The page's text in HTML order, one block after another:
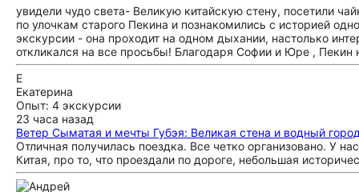
увидели чудо света- Великую китайскую стену, посетили
по улочкам старого Пекина и познакомились с историей
экскурсии - она проходит на одном дыхании, настолько
откликался на все просьбы! Благодаря Софии и Юре ,
Е
Екатерина
Опыт: 4 экскурсии
23 часа назад
Ветер Сыматая и мечты Губэя: Великая стена и водный
Отличная получилась поездка. Все четко организовано. У
Китая, про то, что проездали по дороге, небольшая